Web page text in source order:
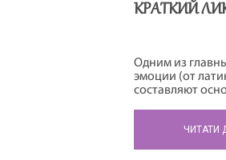
КРАТКИЙ
Одним из
эмоции (от
составляют
избегать… И
ЧИТАТИ